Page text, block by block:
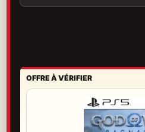
OFFRE À VÉRIFIER